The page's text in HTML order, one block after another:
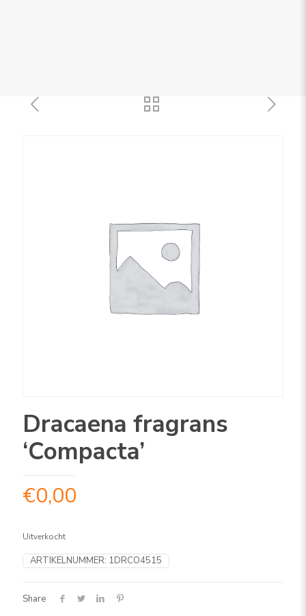
Dracaena fragrans
‘Compacta’
€0,00
Uitverkocht
ARTIKELNUMMER: 1DRCO4515
Share